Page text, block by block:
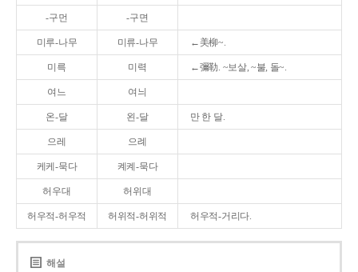
-구먼 -구면
미루-나무 미류-나무 ←美柳~.
미륵 미력 ←彌勒. ~보살, ~불, 돌~.
여느 여늬
온-달 왼-달 만 한 달.
으레 으례
케케-묵다 켸켸-묵다
허우대 허위대
허우적-허우적 허위적-허위적 허우적-거리다.
해설